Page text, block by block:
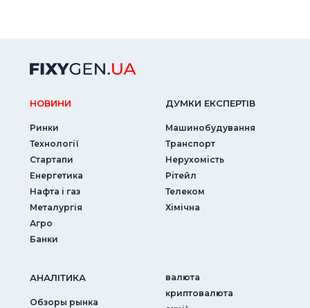
НОВИНИ
Ринки
Технології
Стартапи
Енергетика
Нафта і газ
Металургія
Агро
Банки
ДУМКИ ЕКСПЕРТIВ
Машинобудування
Транспорт
Нерухомість
Рітейл
Телеком
Хімічна
АНАЛIТИКА
Обзоры рынка
валюта
криптовалюта